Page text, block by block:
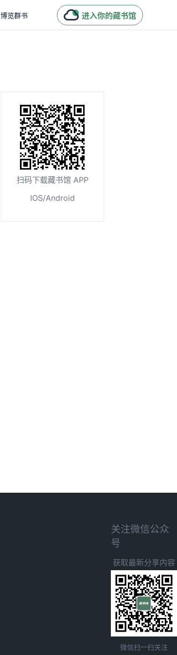
博览群书 进入你的藏书馆
扫码下载藏书馆 APP
IOS/Android
关注微信公众
号
获取最新分享内容
微信扫一扫关注